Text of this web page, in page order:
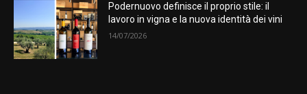
Podernuovo definisce il proprio stile: il
lavoro in vigna e la nuova identità dei vini
14/07/2026